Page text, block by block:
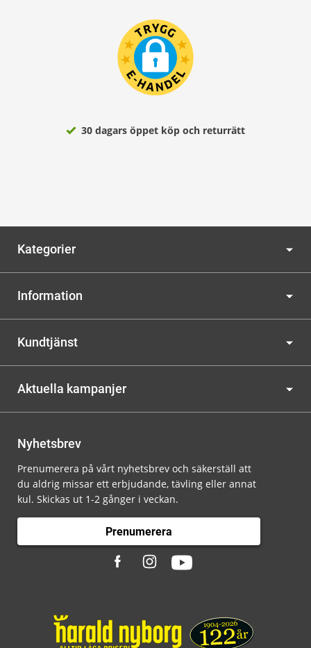
30 dagars öppet köp och returrätt
Kategorier
Information
Kundtjänst
Aktuella kampanjer
Nyhetsbrev
Prenumerera på vårt nyhetsbrev och säkerställ att
du aldrig missar ett erbjudande, tävling eller annat
kul. Skickas ut 1-2 gånger i veckan.
Prenumerera